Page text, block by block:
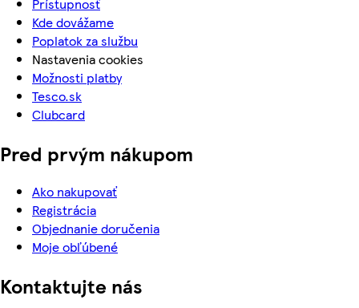
Kde dovážame
Poplatok za službu
Nastavenia cookies
Možnosti platby
Tesco.sk
Clubcard
Pred prvým nákupom
Ako nakupovať
Registrácia
Objednanie doručenia
Moje obľúbené
Kontaktujte nás